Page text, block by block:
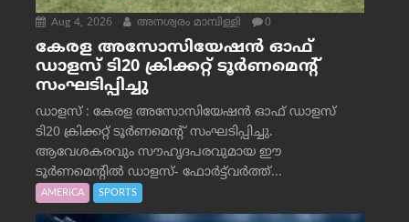
Aug 4, 2026 അനശ്വരം മാമ്പിള്ളി 0
കേരള അസോസിയേഷൻ ഓഫ്
ഡാളസ് ടി20 ക്രിക്കറ്റ് ടൂർണമെന്റ്
സംഘടിപ്പിച്ചു
ഡാളസ് : കേരള അസോസിയേഷൻ ഓഫ് ഡാളസ്
ടി20 ക്രിക്കറ്റ് ടൂർണമെന്റ് സംഘടിപ്പിച്ചു.
ആവേശകരവും സൗഹൃദപരവുമായ ഈ
ടൂർണമെന്റിൽ ഡാളസ്- ഫോർട്ട്‌വര്‍ത്ത്...
AMERICA SPORTS